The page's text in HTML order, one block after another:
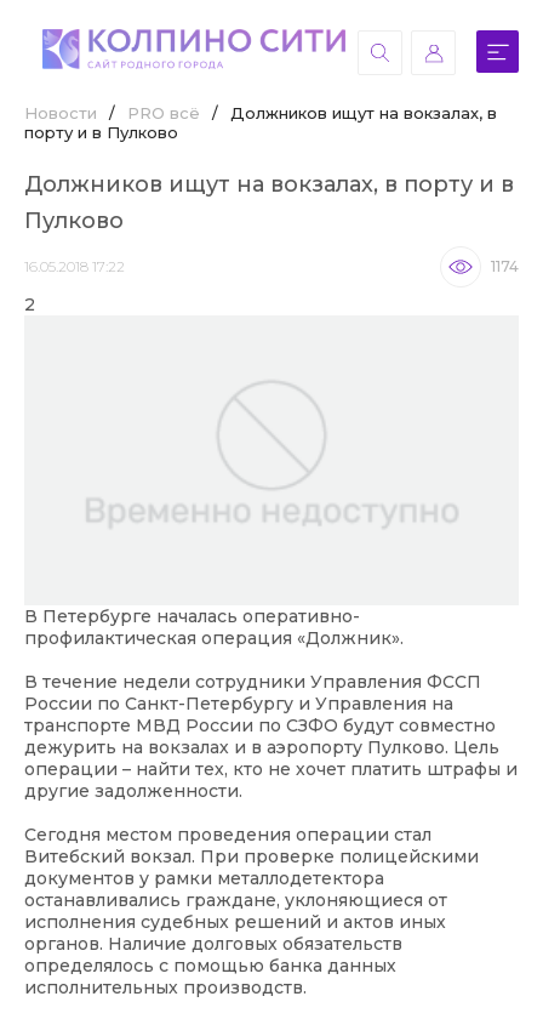
Новости / PRO всё /
Должников ищут на вокзалах, в
порту и в Пулково
Должников ищут на вокзалах, в порту и в
Пулково
16.05.2018 17:22 1174
2
В Петербурге началась оперативно-
профилактическая операция «Должник».
В течение недели сотрудники Управления ФССП
России по Санкт-Петербургу и Управления на
транспорте МВД России по СЗФО будут совместно
дежурить на вокзалах и в аэропорту Пулково. Цель
операции – найти тех, кто не хочет платить штрафы и
другие задолженности.
Сегодня местом проведения операции стал
Витебский вокзал. При проверке полицейскими
документов у рамки металлодетектора
останавливались граждане, уклоняющиеся от
исполнения судебных решений и актов иных
органов. Наличие долговых обязательств
определялось с помощью банка данных
исполнительных производств.